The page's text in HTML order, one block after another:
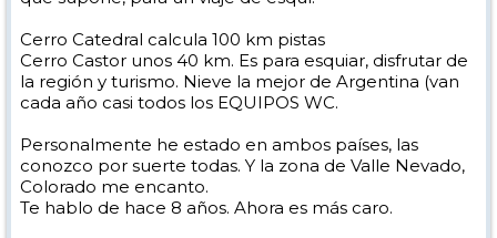
Cerro Catedral calcula 100 km pistas
Cerro Castor unos 40 km. Es para esquiar, disfrutar de
la región y turismo. Nieve la mejor de Argentina (van
cada año casi todos los EQUIPOS WC.
Personalmente he estado en ambos países, las
conozco por suerte todas. Y la zona de Valle Nevado,
Colorado me encanto.
Te hablo de hace 8 años. Ahora es más caro.